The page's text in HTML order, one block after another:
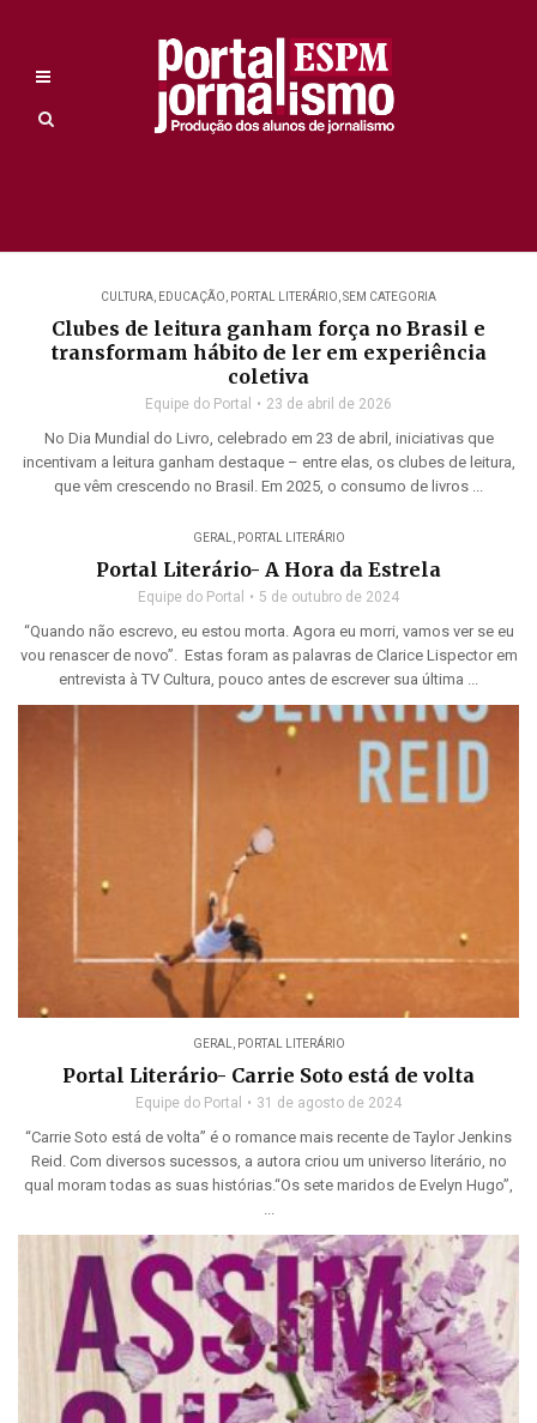
CULTURA EDUCAÇÃO PORTAL LITERÁRIO SEM CATEGORIA
Clubes de leitura ganham força no Brasil e
transformam hábito de ler em experiência
coletiva
Equipe do Portal 23 de abril de 2026
No Dia Mundial do Livro, celebrado em 23 de abril, iniciativas que
incentivam a leitura ganham destaque – entre elas, os clubes de leitura,
que vêm crescendo no Brasil. Em 2025, o consumo de livros ...
GERAL PORTAL LITERÁRIO
Portal Literário- A Hora da Estrela
Equipe do Portal 5 de outubro de 2024
“Quando não escrevo, eu estou morta. Agora eu morri, vamos ver se eu
vou renascer de novo”. Estas foram as palavras de Clarice Lispector em
entrevista à TV Cultura, pouco antes de escrever sua última ...
GERAL, PORTAL LITERÁRIO
Portal Literário- Carrie Soto está de volta
Equipe do Portal 31 de agosto de 2024
“Carrie Soto está de volta” é o romance mais recente de Taylor Jenkins
Reid. Com diversos sucessos, a autora criou um universo literário, no
qual moram todas as suas histórias.“Os sete maridos de Evelyn Hugo”,
...